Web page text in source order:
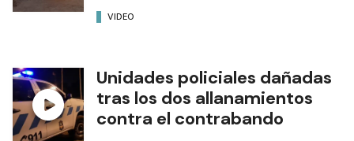
VIDEO
Unidades policiales dañadas
tras los dos allanamientos
contra el contrabando